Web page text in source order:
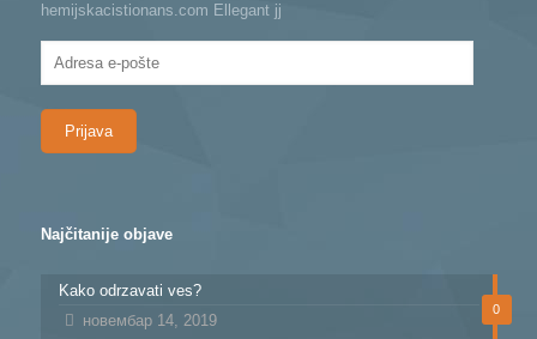
hemijskacistionans.com Ellegant jj
Adresa
Najčitanije objave
0
Kako odrzavati ves?
новембар 14, 2019